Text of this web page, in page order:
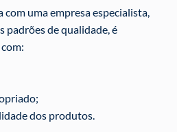
com umaempresa especialista,
padrões de qualidade, é
dos produtos.